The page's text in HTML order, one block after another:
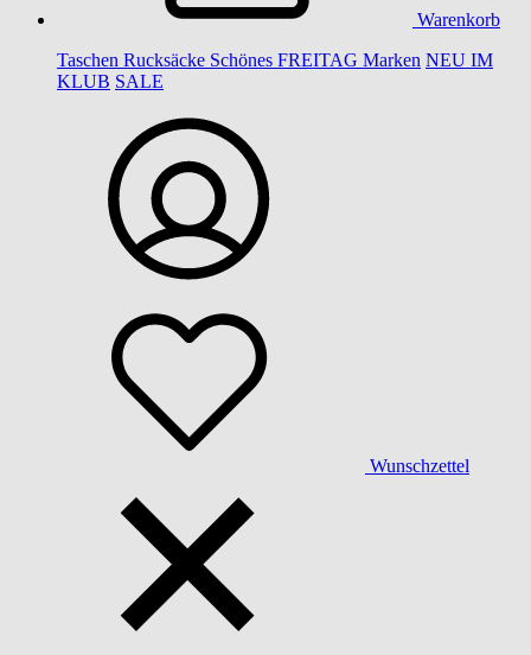
Warenkorb
Taschen Rucksäcke Schönes FREITAG Marken NEU IM
KLUB SALE
Wunschzettel